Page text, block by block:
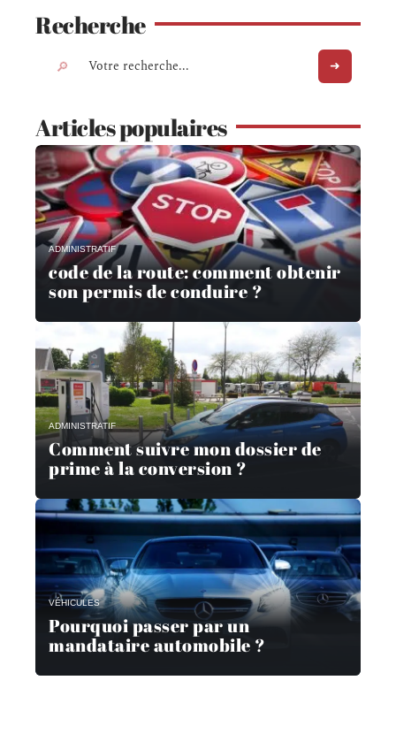
Recherche
Articles populaires
ADMINISTRATIF
code de la route: comment obtenir
son permis de conduire ?
ADMINISTRATIF
Comment suivre mon dossier de
prime à la conversion ?
VÉHICULES
Pourquoi passer par un
mandataire automobile ?